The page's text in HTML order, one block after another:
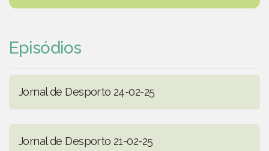
Episódios
Jornal de Desporto 24-02-25
Jornal de Desporto 21-02-25